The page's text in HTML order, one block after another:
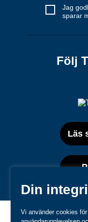
Din
Vi använder cookies
Jag
sparar
Följ
Läs